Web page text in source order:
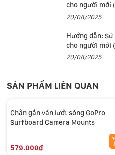
- Chống nước đến 5m, cho
- Phạm vi kết nối
điều kiện tối ưu
- Công nghệ Bluetooth Low
cho người mới
20/08/2025
Hướng dẫn: Sử
cho người mới
20/08/2025
SẢN PHẨM LIÊN QUAN
Chân gắn ván lướt sóng GoPro
Surfboard Camera Mounts
579.000₫